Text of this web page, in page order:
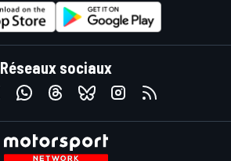
Réseaux sociaux